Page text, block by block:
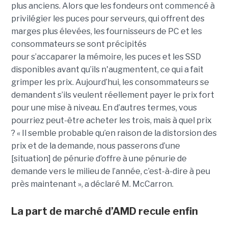
plus anciens. Alors que les fondeurs ont commencé à
privilégier les puces pour serveurs, qui offrent des
marges plus élevées, les fournisseurs de PC et les
consommateurs se sont précipités
pour s’accaparer la mémoire, les puces et les SSD
disponibles avant qu’ils n'augmentent, ce qui a fait
grimper les prix. Aujourd’hui, les consommateurs se
demandent s’ils veulent réellement payer le prix fort
pour une mise à niveau. En d’autres termes, vous
pourriez peut-être acheter les trois, mais à quel prix
? « Il semble probable qu’en raison de la distorsion des
prix et de la demande, nous passerons d’une
[situation] de pénurie d’offre à une pénurie de
demande vers le milieu de l’année, c’est-à-dire à peu
près maintenant », a déclaré M. McCarron.
La part de marché d’AMD recule enfin